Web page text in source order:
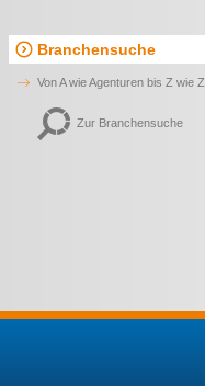
Branchensuche
Von A wie Agenturen bis Z wie
Zur Branchensuche